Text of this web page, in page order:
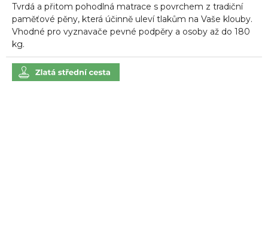
z
5
hvězdiček.
Tvrdá a přitom pohodlná matrace s povrchem z tradiční
paměťové pěny, která účinně uleví tlakům na Vaše klouby.
Vhodné pro vyznavače pevné podpěry a osoby až do 180
kg.